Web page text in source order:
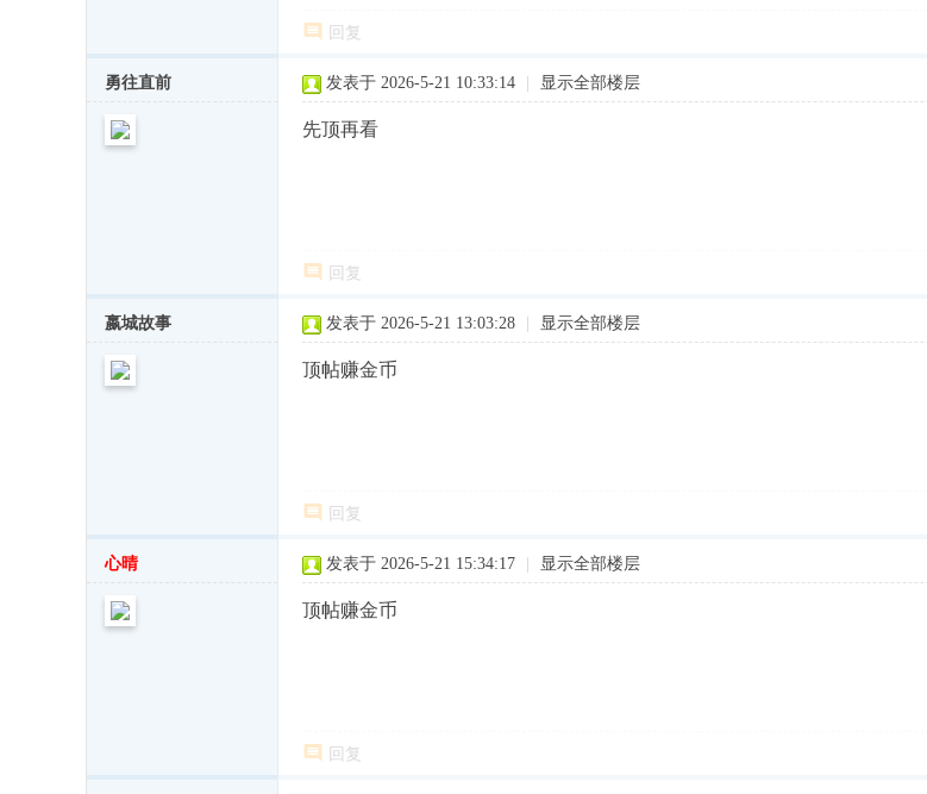
回复
勇往直前 发表于 2026-5-21 10:33:14 显示全部楼层
先顶再看
回复
嬴城故事 发表于 2026-5-21 13:03:28 显示全部楼层
顶帖赚金币
回复
心晴 发表于 2026-5-21 15:34:17 显示全部楼层
顶帖赚金币
回复